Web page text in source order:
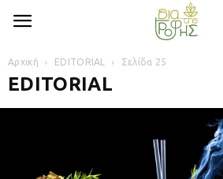
Αρχική EDITORIAL Σελίδα 25
EDITORIAL